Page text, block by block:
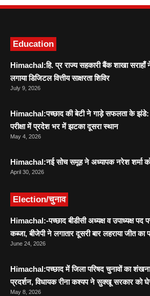
Education
Himachal:हि. प्र राज्य सहकारी बैंक शाखा सराहाँ
लगाया डिजिटल वित्तीय साक्षरता शिविर
July 9, 2026
Himachal:पच्छाद की बेटी ने गाड़े सफलता के झंडे:
परीक्षा में प्रदेश भर में झटका दूसरा स्थान
May 4, 2026
Himachal:नई सोच समूह ने अध्यापक नरेश शर्मा को
April 30, 2026
Election/चुनाव
Himachal:-पच्छाद बीडीसी अध्यक्ष व उपाध्यक्ष पद
कब्जा, बीजेपी ने लगातार दूसरी बार लहराया जीत का
June 24, 2026
Himachal:पच्छाद में जिला परिषद चुनावों का
प्रदर्शन, विधायक रीना कश्यप ने सुक्खू सरकार को
May 8, 2026